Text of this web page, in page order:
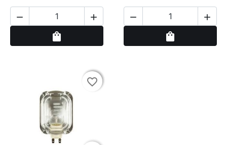
 
shopping_bag
 
shopping_bag
favorite_border
favorite_border